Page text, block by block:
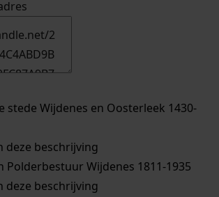
stede Wijdenes en Oosterleek 1430-
deze beschrijving
Polderbestuur Wijdenes 1811-1935
deze beschrijving